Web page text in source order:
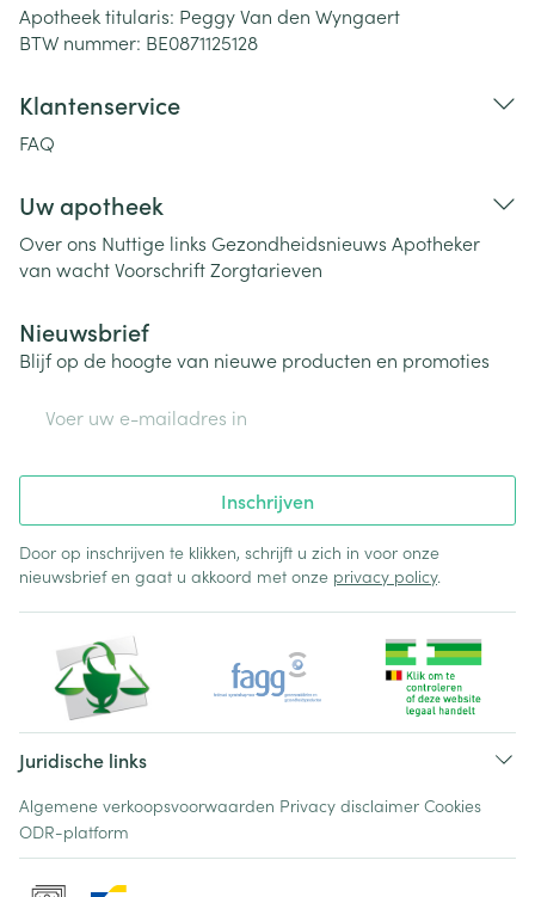
Apotheek titularis: Peggy Van den Wyngaert
BTW nummer: BE0871125128
Klantenservice
FAQ
Uw apotheek
Over ons Nuttige links Gezondheidsnieuws Apotheker
van wachtVoorschriftZorgtarieven
Nieuwsbrief
Blijf op de hoogte van nieuwe producten en promoties
Inschrijven
Door op inschrijven te klikken, schrijft u zich in voor onze
nieuwsbrief en gaat u akkoord met onze privacy policy.
Juridische links
Algemene verkoopsvoorwaarden Privacy disclaimer Cookies
ODR-platform